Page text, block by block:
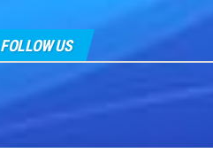
FOLLOW US